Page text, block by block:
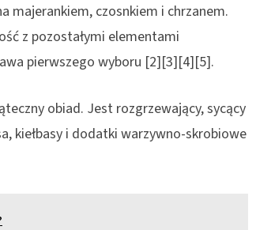
majerankiem, czosnkiem i chrzanem.
z pozostałymi elementami
pierwszego wyboru [2][3][4][5].
obiad. Jest rozgrzewający, sycący
kiełbasy i dodatki warzywno-skrobiowe